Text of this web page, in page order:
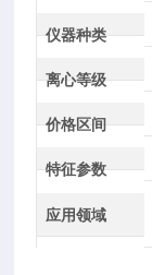
仪器种类
离心等级
价格区间
特征参数
应用领域